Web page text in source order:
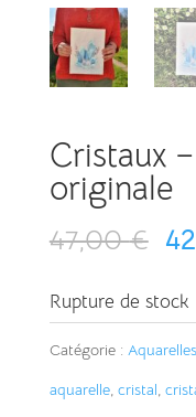
Cristaux
originale
47,00€ Le
Rupture de stock
Catégorie :
aquarelle, cristal,